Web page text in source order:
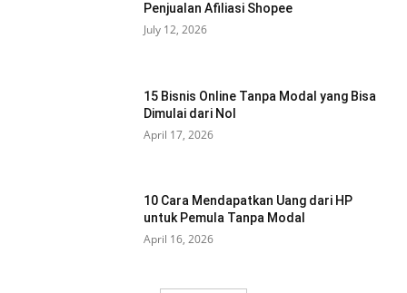
Penjualan Afiliasi Shopee
July 12, 2026
15 Bisnis Online Tanpa Modal yang Bisa
Dimulai dari Nol
April 17, 2026
10 Cara Mendapatkan Uang dari HP
untuk Pemula Tanpa Modal
April 16, 2026